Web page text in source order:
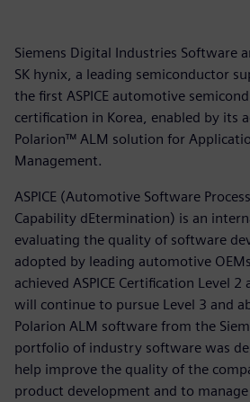
Siemens Digital Industries Software
SK hynix, a leading semiconductor
the first ASPICE automotive
certification in Korea, enabled by its
Polarion™ ALM solution for
Management.
ASPICE (Automotive Software
Capability dEtermination) is an
evaluating the quality of software
adopted by leading automotive
achieved ASPICE Certification Level
will continue to pursue Level 3 and
Polarion ALM software from the
portfolio of industry software was
help improve the quality of the
product development and to